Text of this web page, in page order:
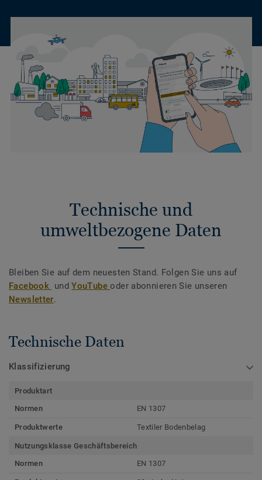
Technische und
umweltbezogene Daten
Bleiben Sie auf dem neuesten Stand. Folgen Sie uns auf
Facebook undYouTubeoder abonnieren Sie unseren
Newsletter.
Technische Daten
Klassifizierung
Produktart
Normen
EN 1307
Produktwerte Textiler Bodenbelag
Nutzungsklasse Geschäftsbereich
Normen
EN 1307